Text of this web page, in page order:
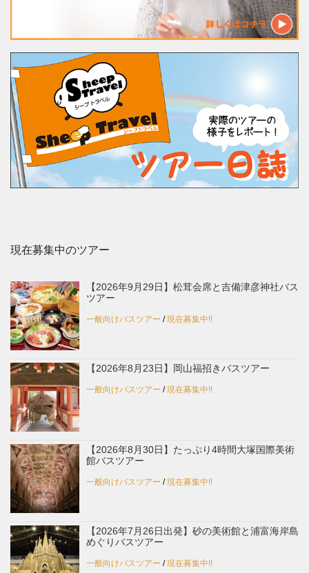
現在募集中のツアー
【2026年9月29日】松茸会席と吉備津彦神社バス
ツアー
一般向けバスツアー /現在募集中!!
【2026年8月23日】岡山福招きバスツアー
一般向けバスツアー /現在募集中!!
【2026年8月30日】たっぷり4時間大塚国際美術
館バスツアー
一般向けバスツアー /現在募集中!!
【2026年7月26日出発】砂の美術館と浦富海岸島
めぐりバスツアー
一般向けバスツアー /現在募集中!!